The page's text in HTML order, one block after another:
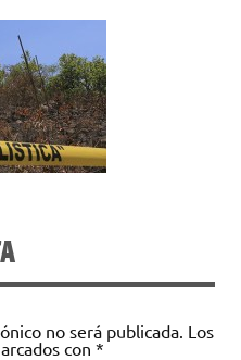
no será publicada. Los
con *